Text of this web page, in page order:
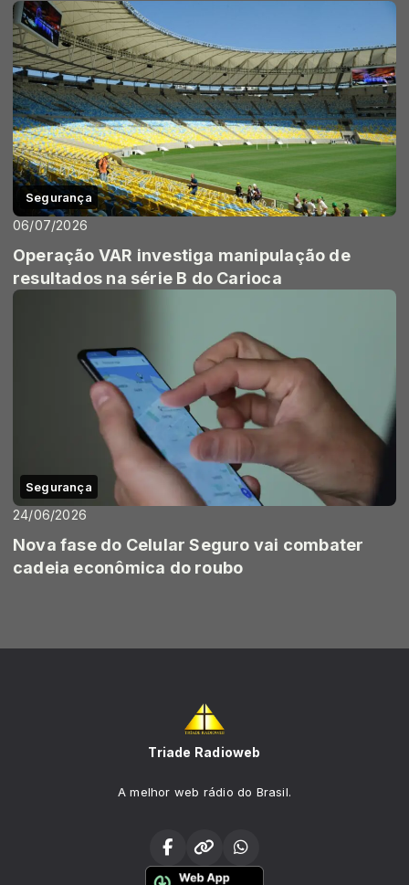
Segurança
06/07/2026
Operação VAR investiga manipulação de
resultados na série B do Carioca
Segurança
24/06/2026
Nova fase do Celular Seguro vai combater
cadeia econômica do roubo
Triade Radioweb
A melhor web rádio do Brasil.